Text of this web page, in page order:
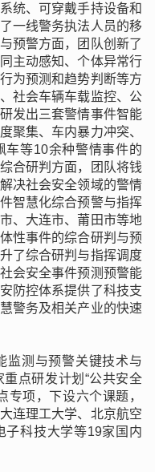
统、可穿戴手持设备和
一线警务执法人员的移
预警方面，团队创新了
主动感知、个体异常行
为预测和趋势判断等方
社会车辆车载监控、公
发出三套警情事件智能
聚集、车内暴力冲突、
车等10余种警情事件的
合研判方面，团队将钱
决社会安全领域的警情
智慧化综合预警与指挥
、大连市、莆田市等地
性事件的综合研判与预
了综合研判与指挥调度
会安全事件预测预警能
防控体系提供了科技支
警务及相关产业的快速
监测与预警关键技术与
重点研发计划“公共安全
专项，下设六个课题，
连理工大学、北京航空
子科技大学等19家国内